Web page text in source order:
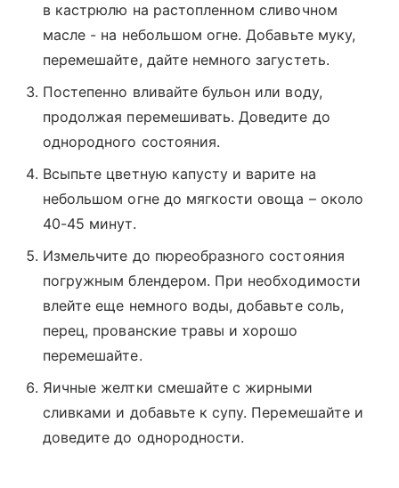
в кастрюлю на растопленном сливочном
масле - на небольшом огне. Добавьте муку,
перемешайте, дайте немного загустеть.
Постепенно вливайте бульон или воду,
продолжая перемешивать. Доведите до
однородного состояния.
Всыпьте цветную капусту и варите на
небольшом огне до мягкости овоща – около
40-45 минут.
Измельчите до пюреобразного состояния
погружным блендером. При необходимости
влейте еще немного воды, добавьте соль,
перец, прованские травы и хорошо
перемешайте.
Яичные желтки смешайте с жирными
сливками и добавьте к супу. Перемешайте и
доведите до однородности.